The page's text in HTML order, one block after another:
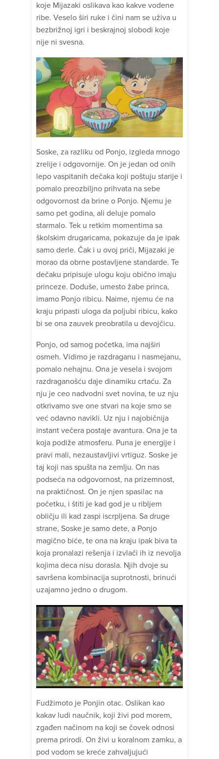
koje Mijazaki oslikava kao kakve vodene
ribe. Veselo širi ruke i čini nam se uživa u
bezbrižnoj igri i beskrajnoj slobodi koje
nije ni svesna.
Soske, za razliku od Ponjo, izgleda mnogo
zrelije i odgovornije. On je jedan od onih
lepo vaspitanih dečaka koji poštuju starije i
pomalo preozbiljno prihvata na sebe
odgovornost da brine o Ponjo. Njemu je
samo pet godina, ali deluje pomalo
starmalo. Tek u retkim momentima sa
školskim drugaricama, pokazuje da je ipak
samo derle. Čak i u ovoj priči, Mijazaki je
morao da obrne postavljene standarde. Te
dečaku pripisuje ulogu koju obično imaju
princeze. Doduše, umesto žabe princa,
imamo Ponjo ribicu. Naime, njemu će na
kraju pripasti uloga da poljubi ribicu, kako
bi se ona zauvek preobratila u devojčicu.
Ponjo, od samog početka, ima najširi
osmeh. Vidimo je razdraganu i nasmejanu,
pomalo nehajnu. Ona je vesela i svojom
razdraganošću daje dinamiku crtaću. Za
nju je ceo nadvodni svet novina, te uz nju
otkrivamo sve one stvari na koje smo se
već odavno navikli. Uz nju i najobičnija
instant večera postaje avantura. Ona je ta
koja podiže atmosferu. Puna je energije i
pravi mali, nezaustavljivi vrtiguz. Soske je
taj koji nas spušta na zemlju. On nas
podseća na odgovornost, na prizemnost,
na praktičnost. On je njen spasilac na
početku, i štiti je kad god je u ribljem
obličju ili kad zaspi iscrpljena. Sa druge
strane, Soske je samo dete, a Ponjo
magično biće, te ona na kraju ipak biva ta
koja pronalazi rešenja i izvlači ih iz nevolja
kojima deca nisu dorasla. Njih dvoje su
savršena kombinacija suprotnosti, brinući
uzajamno jedno o drugom.
Fudžimoto je Ponjin otac. Oslikan kao
kakav ludi naučnik, koji živi pod morem,
zgađen načinom na koji se čovek odnosi
prema prirodi. On živi u koralnom zamku, a
pod vodom se kreće zahvaljujući